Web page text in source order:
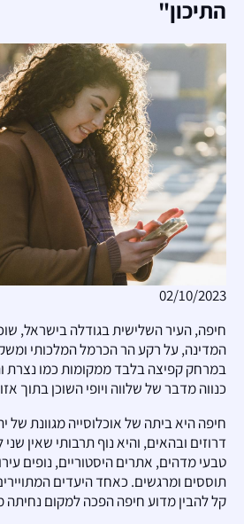
התיכון"
02/10/2023
חיפה, העיר השלישית בגודלה בישראל,
המדינה, על רקע הר הכרמל המלכותי
במרחק קפיצה בלבד ממקומות כמו
כנווה מדבר של שלווה ויופי השוכן בתוך
חיפה היא ביתה של אוכלוסייה מגוונת של
דרוזים ובהאים, והיא נוף תרבותי שאין שני
טבעי מדהים, אתרים היסטוריים, נופים
תוססים ומרגשים. כאחד היעדים
קל להבין מדוע חיפה הפכה למקום נחיתה